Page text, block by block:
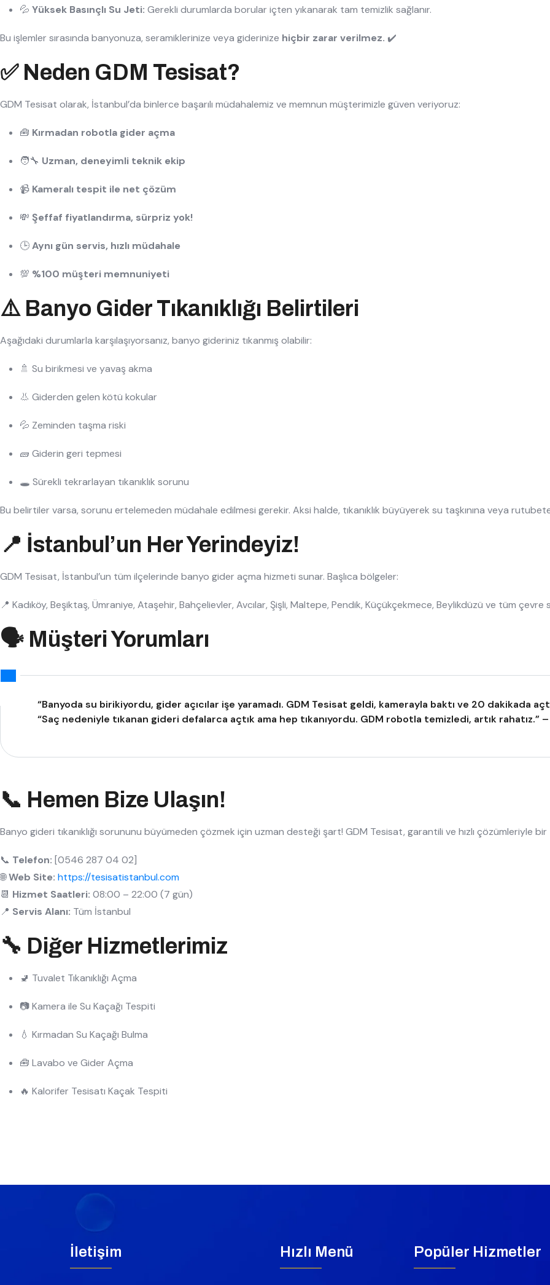
💦 Yüksek Basınçlı Su Jeti: Gerekli durumlarda borular içten yıkanarak tam temizlik sağlanır.
Bu işlemler sırasında banyonuza, seramiklerinize veya giderinize hiçbir zarar verilmez. ✔️
✅ Neden GDM Tesisat?
GDM Tesisat olarak, İstanbul’da binlerce başarılı müdahalemiz ve memnun müşterimizle güven veriyoruz:
🧰 Kırmadan robotla gider açma
🧑‍🔧 Uzman, deneyimli teknik ekip
📹 Kameralı tespit ile net çözüm
💸 Şeffaf fiyatlandırma, sürpriz yok!
🕒Aynı gün servis, hızlı müdahale
💯 %100 müşteri memnuniyeti
⚠️ Banyo Gider Tıkanıklığı Belirtileri
Aşağıdaki durumlarla karşılaşıyorsanız, banyo gideriniz tıkanmış olabilir:
🚿 Su birikmesi ve yavaş akma
👃 Giderden gelen kötü kokular
💦 Zeminden taşma riski
🧱 Giderin geri tepmesi
🕳️ Sürekli tekrarlayan tıkanıklık sorunu
Bu belirtiler varsa, sorunu ertelemeden müdahale edilmesi gerekir. Aksi halde, tıkanıklık büyüyerek su taşkınına veya
📍 İstanbul’un Her Yerindeyiz!
GDM Tesisat, İstanbul’un tüm ilçelerinde banyo gider açma hizmeti sunar. Başlıca bölgeler:
📍 Kadıköy, Beşiktaş, Ümraniye, Ataşehir, Bahçelievler, Avcılar, Şişli, Maltepe, Pendik, Küçükçekmece, Beylikdüzü ve tüm çevre
🗣️ Müşteri Yorumları
“Banyoda su birikiyordu, gider açıcılar işe yaramadı. GDM Tesisat geldi, kamerayla baktı ve 20 dakikada
“Saç nedeniyle tıkanan gideri defalarca açtık ama hep tıkanıyordu. GDM robotla temizledi, artık rahatız.”
📞 Hemen Bize Ulaşın!
Banyo gideri tıkanıklığı sorununu büyümeden çözmek için uzman desteği şart! GDM Tesisat, garantili ve hızlı çözümleriyle
📞 Telefon: [0546 287 04 02]
🌐Web Site: https://tesisatistanbul.com
📆 Hizmet Saatleri: 08:00 – 22:00 (7 gün)
📍 Servis Alanı: Tüm İstanbul
🔧 Diğer Hizmetlerimiz
🚽 Tuvalet Tıkanıklığı Açma
📷 Kamera ile Su Kaçağı Tespiti
💧 Kırmadan Su Kaçağı Bulma
🧰 Lavabo ve Gider Açma
🔥 Kalorifer Tesisatı Kaçak Tespiti
İletişim Hızlı Menü Popüler Hizmetler